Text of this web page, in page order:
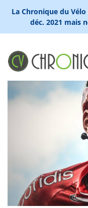
La Chronique du
déc. 2021 mais